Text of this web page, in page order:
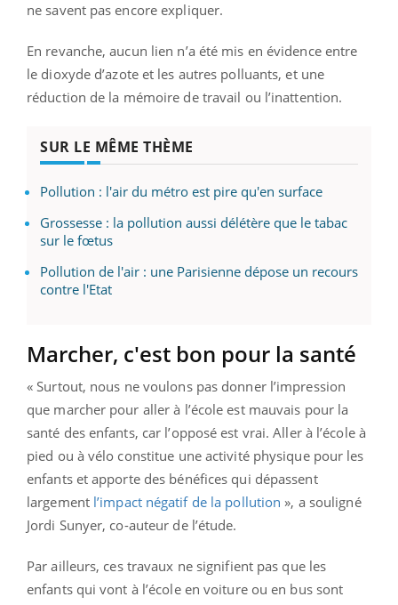
ne savent pas encore expliquer.
En revanche, aucun lien n’a été mis en évidence entre
le dioxyde d’azote et les autres polluants, et une
réduction de la mémoire de travail ou l’inattention.
SUR LE MÊME THÈME
Pollution : l'air du métro est pire qu'en surface
Grossesse : la pollution aussi délétère que le tabac
sur le fœtus
Pollution de l'air : une Parisienne dépose un recours
contre l'Etat
Marcher, c'est bon pour la santé
« Surtout, nous ne voulons pas donner l’impression
que marcher pour aller à l’école est mauvais pour la
santé des enfants, car l’opposé est vrai. Aller à l’école à
pied ou à vélo constitue une activité physique pour les
enfants et apporte des bénéfices qui dépassent
largement l’impact négatif de la pollution », a souligné
Jordi Sunyer, co-auteur de l’étude.
Par ailleurs, ces travaux ne signifient pas que les
enfants qui vont à l’école en voiture ou en bus sont